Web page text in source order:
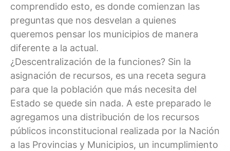
comprendido esto, es donde comienzan las
preguntas que nos desvelan a quienes
queremos pensar los municipios de manera
diferente a la actual.
¿Descentralización de la funciones? Sin la
asignación de recursos, es una receta segura
para que la población que más necesita del
Estado se quede sin nada. A este preparado le
agregamos una distribución de los recursos
públicos inconstitucional realizada por la Nación
a las Provincias y Municipios, un incumplimiento